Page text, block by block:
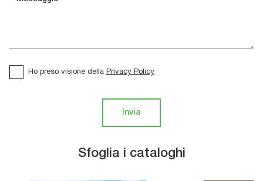
Sfoglia i cataloghi
Ho preso visione della Privacy Policy
Invia